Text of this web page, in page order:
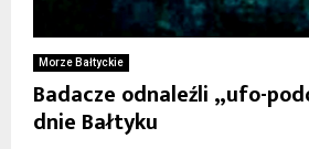
Morze Bałtyckie
Badacze odnaleźli „ufo-
dnie Bałtyku